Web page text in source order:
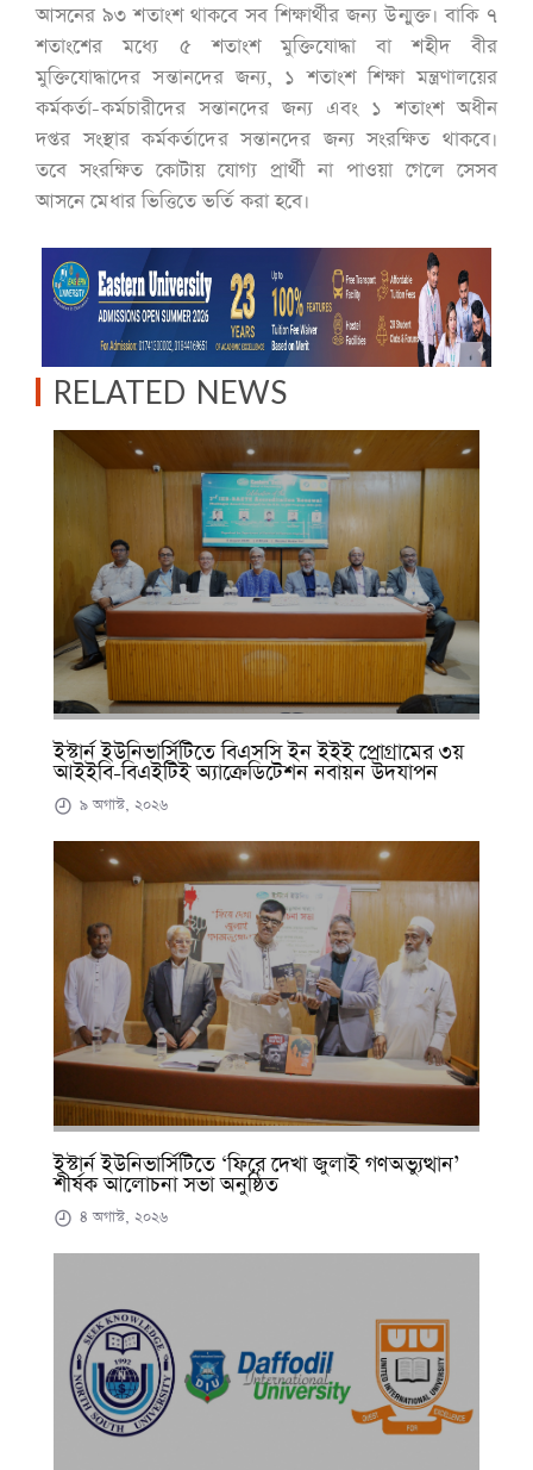
আসনের ৯৩ শতাংশ থাকবে সব শিক্ষার্থীর জন্য উন্মুক্ত। বাকি ৭
শতাংশের মধ্যে ৫ শতাংশ মুক্তিযোদ্ধা বা শহীদ বীর
মুক্তিযোদ্ধাদের সন্তানদের জন্য, ১ শতাংশ শিক্ষা মন্ত্রণালয়ের
কর্মকর্তা-কর্মচারীদের সন্তানদের জন্য এবং ১ শতাংশ অধীন
দপ্তর সংস্থার কর্মকর্তাদের সন্তানদের জন্য সংরক্ষিত থাকবে।
তবে সংরক্ষিত কোটায় যোগ্য প্রার্থী না পাওয়া গেলে সেসব
আসনে মেধার ভিত্তিতে ভর্তি করা হবে।
RELATED NEWS
ইস্টার্ন ইউনিভার্সিটিতে বিএসসি ইন ইইই প্রোগ্রামের ৩য়
আইইবি-বিএইটিই অ্যাক্রেডিটেশন নবায়ন উদযাপন
৯ অগাস্ট, ২০২৬
ইস্টার্ন ইউনিভার্সিটিতে ‘ফিরে দেখা জুলাই গণঅভ্যুত্থান’
শীর্ষক আলোচনা সভা অনুষ্ঠিত
৪ অগাস্ট, ২০২৬